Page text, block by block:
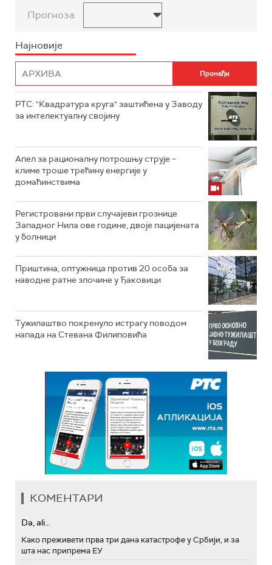
Прогноза
Најновије
РТС: "Квадратура круга" заштићена у Заводу
за интелектуалну својину
Апел за рационалну потрошњу струје –
климе троше трећину енергије у
домаћинствима
Регистровани први случајеви грознице
Западног Нила ове године, двоје пацијената
у болници
Приштина, оптужница против 20 особа за
наводне ратне злочине у Ђаковици
Тужилаштво покренуло истрагу поводом
напада на Стевана Филиповића
КОМЕНТАРИ
Da, ali...
Како преживети прва три дана катастрофе у Србији, и за
шта нас припрема ЕУ